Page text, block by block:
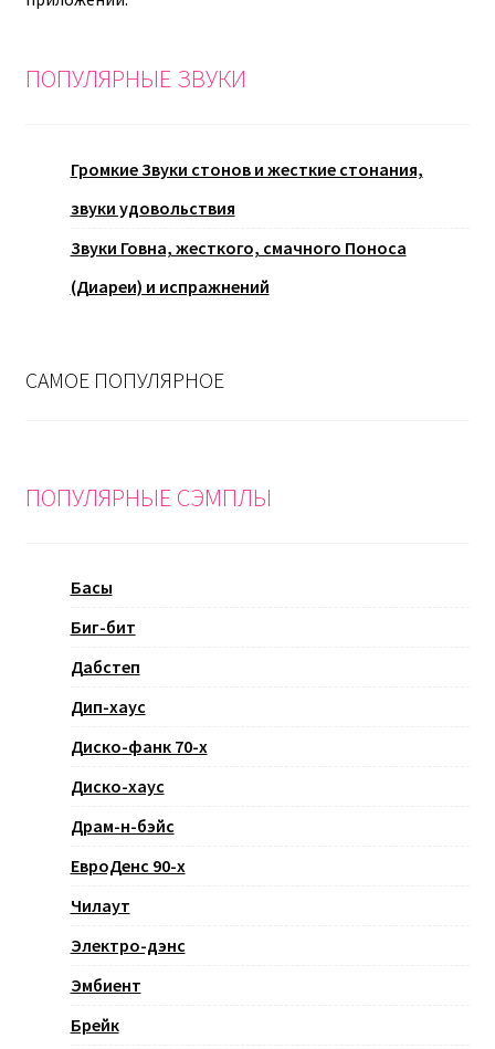
ПОПУЛЯРНЫЕ ЗВУКИ
Громкие Звуки стонов и жесткие стонания,
звуки удовольствия
Звуки Говна, жесткого, смачного Поноса
(Диареи) и испражнений
САМОЕ ПОПУЛЯРНОЕ
ПОПУЛЯРНЫЕ СЭМПЛЫ
Басы
Биг-бит
Дабстеп
Дип-хаус
Диско-фанк 70-х
Диско-хаус
Драм-н-бэйс
ЕвроДенс 90-х
Чилаут
Электро-дэнс
Эмбиент
Брейк